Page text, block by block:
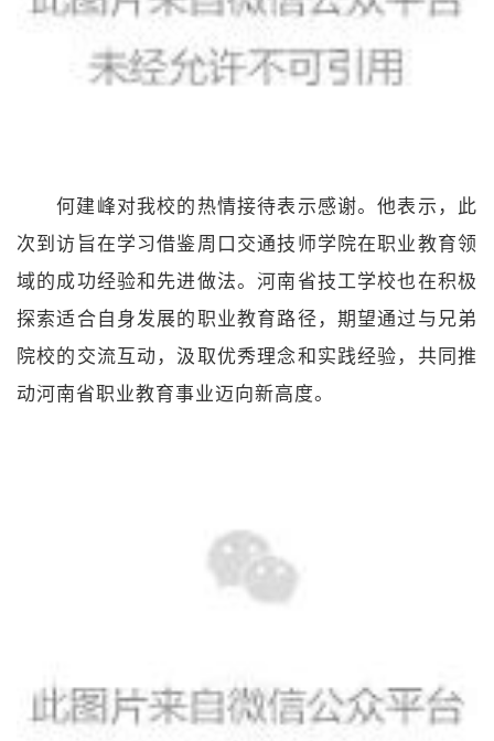
何建峰对我校的热情接待表示感谢。他表示，此
次到访旨在学习借鉴周口交通技师学院在职业教育领
域的成功经验和先进做法。河南省技工学校也在积极
探索适合自身发展的职业教育路径，期望通过与兄弟
院校的交流互动，汲取优秀理念和实践经验，共同推
动河南省职业教育事业迈向新高度。